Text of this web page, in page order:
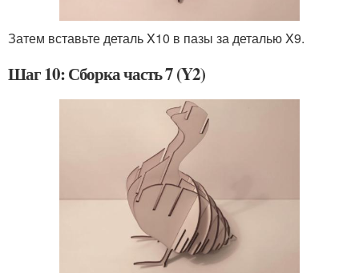
Затем вставьте деталь X10 в пазы за деталью X9.
Шаг 10: Сборка часть 7 (Y2)